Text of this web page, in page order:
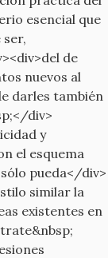
esencial que
ser,
de
nuevos al
darles también
div>
y
el esquema
pueda</div>
similar la
existentes en